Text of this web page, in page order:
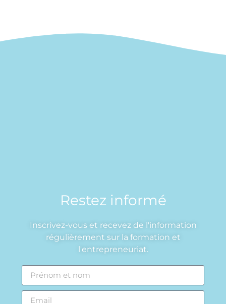
Restez informé
Inscrivez-vous et recevez de l'information
régulièrement sur la formation et
l'entrepreneuriat.